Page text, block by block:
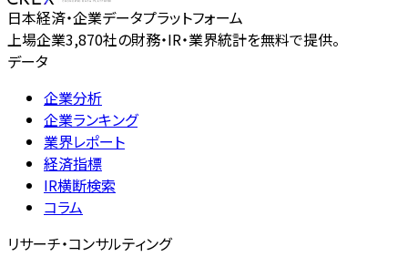
日本経済・企業データプラットフォーム
上場企業3,870社の財務・IR・業界統計を無料で提供。
データ
企業分析
企業ランキング
業界レポート
経済指標
IR横断検索
コラム
リサーチ・コンサルティング